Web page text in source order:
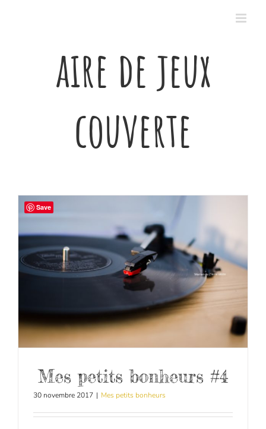
aire de jeux
couverte
Mes petits bonheurs #4
30 novembre 2017 | Mes petits bonheurs
Save